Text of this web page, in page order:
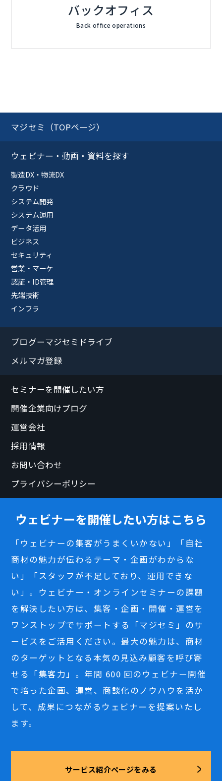
バックオフィス
Back office operations
マジセミ（TOPページ）
ウェビナー・動画・資料を探す
製造DX・物流DX
クラウド
システム開発
システム運用
データ活用
ビジネス
セキュリティ
営業・マーケ
認証・ID管理
先端技術
インフラ
ブログーマジセミドライブ
メルマガ登録
セミナーを開催したい方
開催企業向けブログ
運営会社
採用情報
お問い合わせ
プライバシーポリシー
ウェビナーを開催したい方はこちら
「ウェビナーの集客がうまくいかない」「自社
商材の魅力が伝わるテーマ・企画がわからな
い」「スタッフが不足しており、運用できな
い」。ウェビナー・オンラインセミナーの課題
を解決したい方は、集客・企画・開催・運営を
ワンストップでサポートする「マジセミ」のサ
ービスをご活用ください。最大の魅力は、商材
のターゲットとなる本気の見込み顧客を呼び寄
せる「集客力」。年間 600 回のウェビナー開催
で培った企画、運営、商談化のノウハウを活か
して、成果につながるウェビナーを提案いたし
ます。
サービス紹介ページをみる